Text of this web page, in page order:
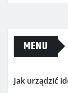
MENU
Jak urządzić